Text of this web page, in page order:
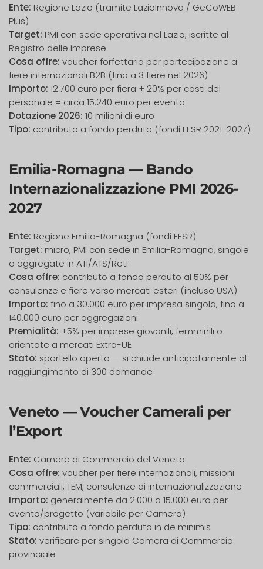
Ente: Regione Lazio (tramite LazioInnova / GeCoWEB
Plus)
Target: PMI con sede operativa nel Lazio, iscritte al
Registro delle Imprese
Cosa offre: voucher forfettario per partecipazione a
fiere internazionali B2B (fino a 3 fiere nel 2026)
Importo: 12.700 euro per fiera + 20% per costi del
personale = circa 15.240 euro per evento
Dotazione 2026: 10 milioni di euro
Tipo: contributo a fondo perduto (fondi FESR 2021-2027)
Emilia-Romagna — Bando
Internazionalizzazione PMI 2026-
2027
Ente: Regione Emilia-Romagna (fondi FESR)
Target: micro, PMI con sede in Emilia-Romagna, singole
o aggregate in ATI/ATS/Reti
Cosa offre: contributo a fondo perduto al 50% per
consulenze e fiere verso mercati esteri (incluso USA)
Importo: fino a 30.000 euro per impresa singola, fino a
140.000 euro per aggregazioni
Premialità: +5% per imprese giovanili, femminili o
orientate a mercati Extra-UE
Stato: sportello aperto — si chiude anticipatamente al
raggiungimento di 300 domande
Veneto — Voucher Camerali per
l’Export
Ente: Camere di Commercio del Veneto
Cosa offre: voucher per fiere internazionali, missioni
commerciali, TEM, consulenze di internazionalizzazione
Importo: generalmente da 2.000 a 15.000 euro per
evento/progetto (variabile per Camera)
Tipo: contributo a fondo perduto in de minimis
Stato: verificare per singola Camera di Commercio
provinciale